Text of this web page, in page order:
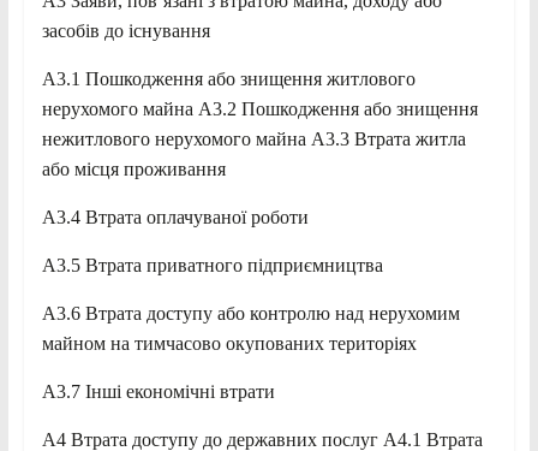
засобів до існування
A3.1 Пошкодження або знищення житлового
нерухомого майна A3.2 Пошкодження або знищення
нежитлового нерухомого майна A3.3 Втрата житла
або місця проживання
A3.4 Втрата оплачуваної роботи
A3.5 Втрата приватного підприємництва
A3.6 Втрата доступу або контролю над нерухомим
майном на тимчасово окупованих територіях
A3.7 Інші економічні втрати
A4 Втрата доступу до державних послуг A4.1 Втрата